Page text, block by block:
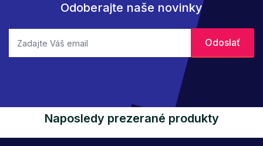
Odoberajte naše novinky
Naposledy prezerané produkty